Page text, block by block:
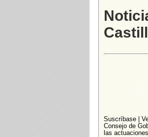
Suscríbase |
Consejo de
las